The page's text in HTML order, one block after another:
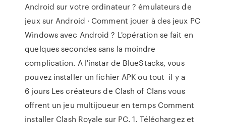
Android sur votre ordinateur ? émulateurs de
jeux sur Android · Comment jouer à des jeux PC
Windows avec Android ? L'opération se fait en
quelques secondes sans la moindre
complication. A l'instar de BlueStacks, vous
pouvez installer un fichier APK ou tout il y a
6 jours Les créateurs de Clash of Clans vous
offrent un jeu multijoueur en temps Comment
installer Clash Royale sur PC. 1. Téléchargez et